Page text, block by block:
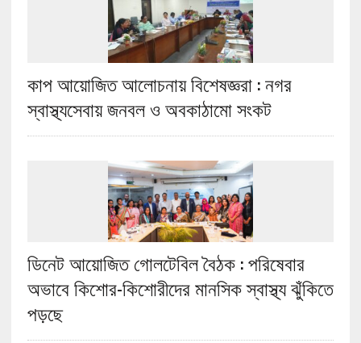
কাপ আয়োজিত আলোচনায় বিশেষজ্ঞরা : নগর
স্বাস্থ্যসেবায় জনবল ও অবকাঠামো সংকট
ডিনেট আয়োজিত গোলটেবিল বৈঠক : পরিষেবার
অভাবে কিশোর-কিশোরীদের মানসিক স্বাস্থ্য ঝুঁকিতে
পড়ছে